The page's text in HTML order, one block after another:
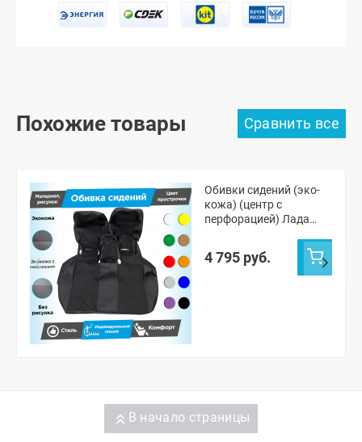
Похожие товары
Обивки сидений (эко-
кожа) (центр с
перфорацией) Лада
универсал 2171
(овальные малые
4 795 руб.
В начало страницы